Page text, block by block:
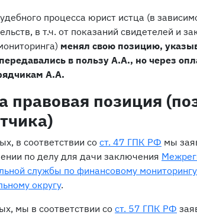
процесса юрист истца (в
в т.ч. от показаний свидетелей и
менял свою позицию,
в пользу А.А., но через
А.А.
правовая позиция
в соответствии со ст. 47 ГПК РФ мы
по делу для дачи заключения
службы по финансовому
округу.
мы в соответствии со ст. 57 ГПК РФ